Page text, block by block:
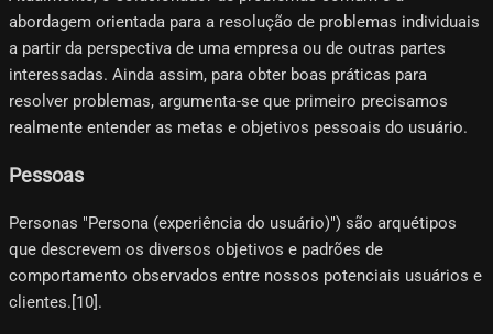
abordagem orientada para a resolução de problemas individuais
a partir da perspectiva de uma empresa ou de outras partes
interessadas. Ainda assim, para obter boas práticas para
resolver problemas, argumenta-se que primeiro precisamos
realmente entender as metas e objetivos pessoais do usuário.
Pessoas
Personas "Persona (experiência do usuário)") são arquétipos
que descrevem os diversos objetivos e padrões de
comportamento observados entre nossos potenciais usuários e
clientes.[10]​.